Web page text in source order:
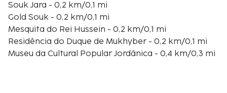
Souk Jara - 0,2 km/0,1 mi
Gold Souk - 0,2 km/0,1 mi
Mesquita do Rei Hussein - 0,2 km/0,1 mi
Residência do Duque de Mukhyber - 0,2 km/0,1 mi
Museu da Cultural Popular Jordânica - 0,4 km/0,3 mi